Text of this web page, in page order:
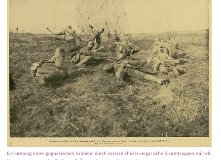
Erstürmung eines gegnerischen Grabens durch österreichisch-ungarische Sturmtruppen mittels